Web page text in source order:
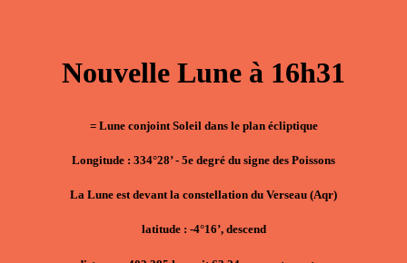
Nouvelle Lune à 16h31
= Lune conjoint Soleil dans le plan écliptique
Longitude : 334°28’ - 5e degré du signe des Poissons
La Lune est devant la constellation du Verseau (Aqr)
latitude : -4°16’, descend